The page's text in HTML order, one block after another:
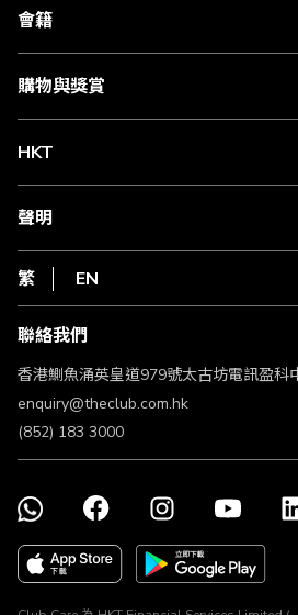
合作夥伴
媒體中心
會籍
會籍及專屬禮遇
賺取積分
購物與獎賞
物流與配送
Club Shopping 商品領取站
常見問題
HKT
csl.
1010
HKT
聲明
私隱聲明
使用條款
條款及細則
不歧視及不騷擾聲明
認可牌照及通告
繁 EN
聯絡我們
香港鰂魚涌英皇道979號太古坊電訊盈科
enquiry@theclub.com.hk
(852) 183 3000